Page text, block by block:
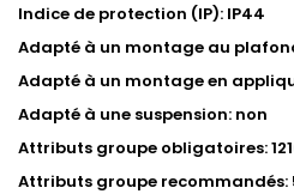
Indice de protection (IP): IP44
Adapté à un montage au
Adapté à un montage en
Adapté à une suspension: non
Attributs groupe obligatoires:
Attributs groupe recommandés: